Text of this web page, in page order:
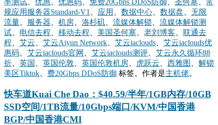
率测试
优惠 优惠码 免费20Gbps DDoS防御 圣何塞
常
规应用服务器Standard-V1
应用 数据中心 数据盘
无限
流量
服务器 机房 洛杉矶 流媒体解锁
流媒体解锁测
试
电信去程 移动去程 美国圣何塞 老刘博客
联通去
程
艾云 艾云Aiyun Network 艾云iaclouds
艾云iaclouds优
惠码
艾云iaclouds官网 艾云iaclouds测评
艾云永久循环88
折
英国 英国伦敦 英国伦敦机房 虎跃云 西雅图
解锁
美区Tiktok
费20Gbps DDoS防御 标签。 作者是主机佬。
快车道Kuai Che Dao：$40.59/半年/1GB内存/10GB
SSD空间/1TB流量/10Gbps端口/KVM/中国香港
BGP/中国香港CMI